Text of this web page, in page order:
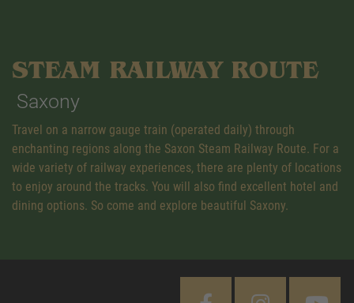
STEAM RAILWAY ROUTE
Saxony
Travel on a narrow gauge train (operated daily) through
enchanting regions along the Saxon Steam Railway Route. For a
wide variety of railway experiences, there are plenty of locations
to enjoy around the tracks. You will also find excellent hotel and
dining options. So come and explore beautiful Saxony.